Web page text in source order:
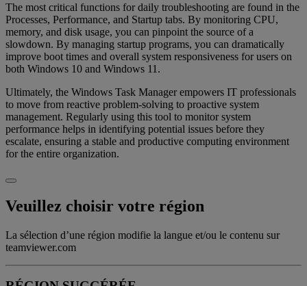
The most critical functions for daily troubleshooting are found in the
Processes, Performance, and Startup tabs. By monitoring CPU,
memory, and disk usage, you can pinpoint the source of a
slowdown. By managing startup programs, you can dramatically
improve boot times and overall system responsiveness for users on
both Windows 10 and Windows 11.
Ultimately, the Windows Task Manager empowers IT professionals
to move from reactive problem-solving to proactive system
management. Regularly using this tool to monitor system
performance helps in identifying potential issues before they
escalate, ensuring a stable and productive computing environment
for the entire organization.
Veuillez choisir votre région
La sélection d’une région modifie la langue et/ou le contenu sur
teamviewer.com